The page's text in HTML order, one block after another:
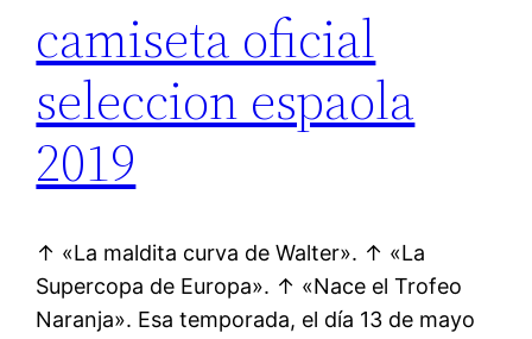
camiseta oficial
seleccion espaola
2019
↑ «La maldita curva de Walter». ↑ «La
Supercopa de Europa». ↑ «Nace el Trofeo
Naranja». Esa temporada, el día 13 de mayo